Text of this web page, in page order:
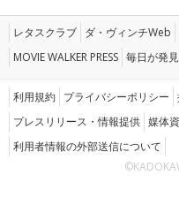
レタスクラブ ダ・ヴィンチWeb
MOVIE WALKER PRESS 毎日が発
利用規約 プライバシーポリシー
プレスリリース・情報提供 媒体
利用者情報の外部送信について